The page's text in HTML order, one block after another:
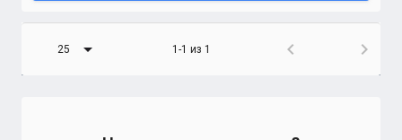
25 arrow_drop_down 1-1 из 1 chevron_left chevron_right